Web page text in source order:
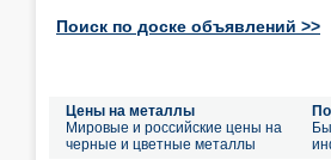
Поиск по доске объявлений >>
Цены на металлы
Мировые и российские цены на
черные и цветные металлы